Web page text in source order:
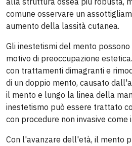
comune osservare un
aumento della lassità cutanea.
Gli inestetismi del mento
motivo di preoccupazione
con trattamenti dimagranti e
di un doppio mento, causato
il mento e lungo la linea della
inestetismo può essere trattato
con procedure non invasive come
Con l'avanzare dell'età, il mento